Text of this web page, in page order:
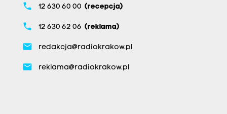
phone 12 630 60 00 (recepcja)
phone 12 630 62 06 (reklama)
email redakcja@radiokrakow.pl
email reklama@radiokrakow.pl